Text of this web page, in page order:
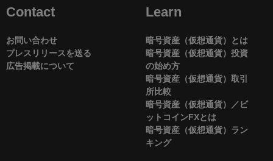
Contact
お問い合わせ
プレスリリースを送る
広告掲載について
Learn
暗号資産（仮想通貨）とは
暗号資産（仮想通貨）投資
の始め方
暗号資産（仮想通貨）取引
所比較
暗号資産（仮想通貨）／ビ
ットコインFXとは
暗号資産（仮想通貨）ラン
キング